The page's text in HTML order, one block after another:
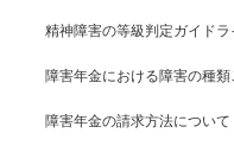
精神障害の等級判定ガイドラ
障害年金における障害の種
障害年金の請求方法について